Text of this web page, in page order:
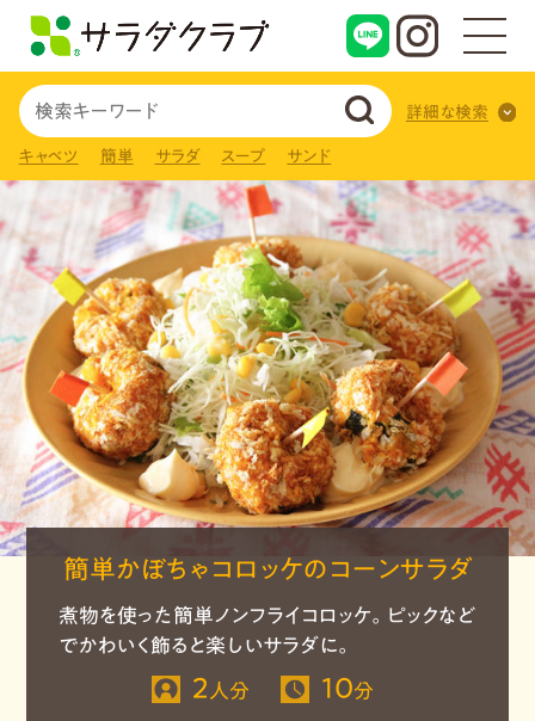
詳細な検索
キャベツ 簡単 サラダ スープ サンド
簡単かぼちゃコロッケのコーンサラダ
煮物を使った簡単ノンフライコロッケ。ピックなど
でかわいく飾ると楽しいサラダに。
2 人分 10分